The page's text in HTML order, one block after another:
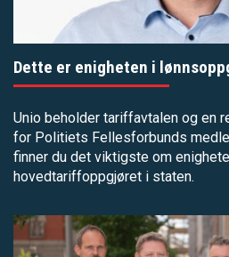
Dette er enigheten i
Unio beholder tariffavtalen og en
for Politiets Fellesforbunds
finner du det viktigste om
hovedtariffoppgjøret i staten.